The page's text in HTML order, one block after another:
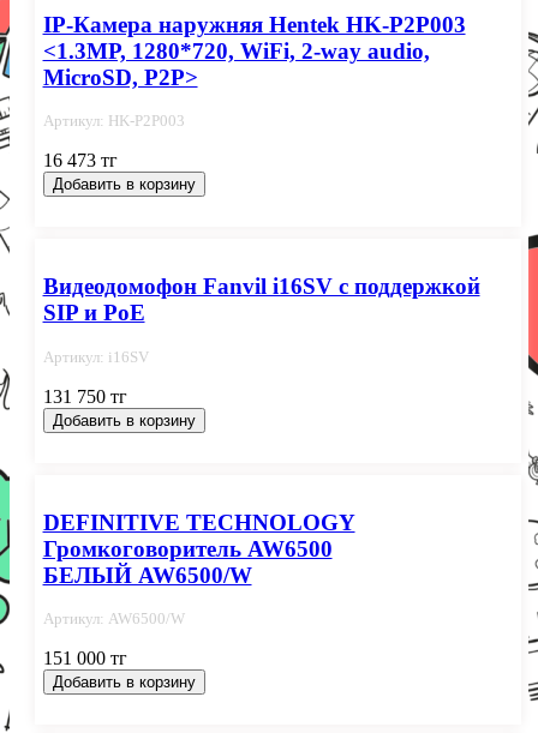
IP-Камера наружняя Hentek HK-P2P003
<1.3MP, 1280*720, WiFi, 2-way audio,
MicroSD, P2P>
Артикул: HK-P2P003
16 473 тг
Добавить в корзину
Видеодомофон Fanvil i16SV с поддержкой
SIP и PoE
Артикул: i16SV
131 750 тг
Добавить в корзину
DEFINITIVE TECHNOLOGY
Громкоговоритель AW6500
БЕЛЫЙ AW6500/W
Артикул: AW6500/W
151 000 тг
Добавить в корзину